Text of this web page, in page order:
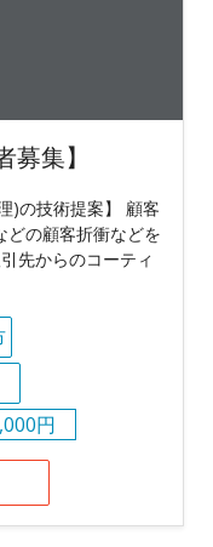
集】
)の技術提案】 顧客
どの顧客折衝などを
先からのコーティ
円